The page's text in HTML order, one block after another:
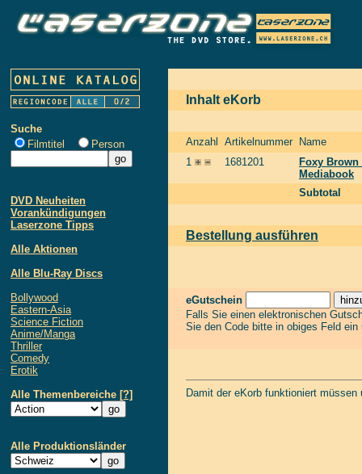
Suche
Filmtitel
Person
DVD Neuheiten
Vorankündigungen
Laserzone Tipps
Alle Aktionen
Alle Blu-Ray Discs
Bollywood
Eastern-Asia
Science Fiction
Anime/Manga
Thriller
Comedy
Erotik
Alle Themenbereiche [?]
Alle Produktionsländer
Inhalt eKorb
Anzahl Artikelnummer
Name
1
1681201
Foxy Brown
Mediabook
Subtotal
Bestellung ausführen
eGutschein
Falls Sie einen elektronischen
Sie den Code bitte in obiges Feld
Damit der eKorb funktioniert